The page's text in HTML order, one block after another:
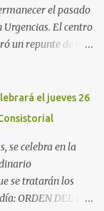
el pasado
Urgencias. El centro
un repunte de las
de un resfriado.
el Hospital
Su hija, que
situación
de enfermos y
además de
el jueves 26
se celebra en la
se tratarán los
ORDEN DEL DÍA